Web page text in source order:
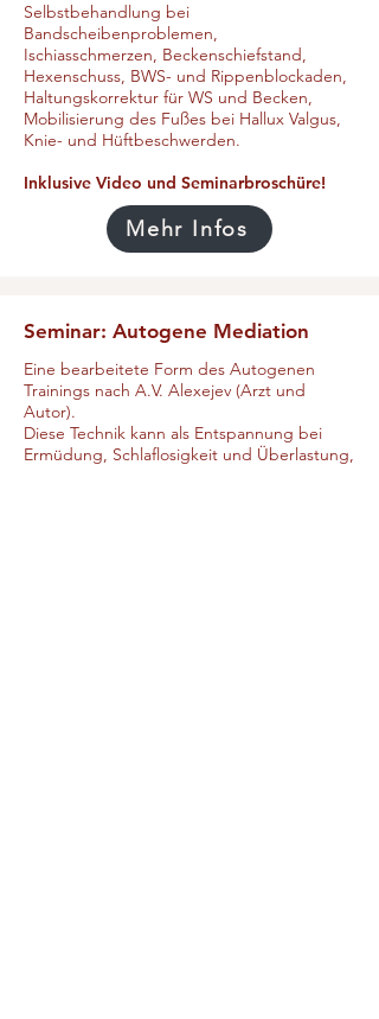
Selbstbehandlung bei
Bandscheibenproblemen,
Ischiasschmerzen, Beckenschiefstand,
Hexenschuss, BWS- und Rippenblockaden,
Haltungskorrektur für WS und Becken,
Mobilisierung des Fußes bei Hallux Valgus,
Knie- und Hüftbeschwerden.
Inklusive Video und Seminarbroschüre!
Mehr Infos
Seminar: Autogene Mediation
Eine bearbeitete Form des Autogenen
Trainings nach A.V. Alexejev (Arzt und
Autor).
Diese Technik kann als Entspannung bei
Ermüdung, Schlaflosigkeit und Überlastung,